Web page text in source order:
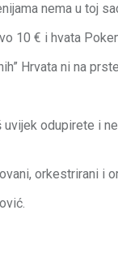
nema u toj
10 € i hvata
Hrvata ni na
odupirete i
orkestrirani i